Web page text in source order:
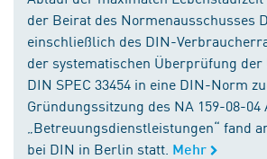
der Beirat des Normenausschusses
einschließlich des DIN-
der systematischen Überprüfung
DIN SPEC 33454 in eine DIN-Norm
Gründungssitzung des NA 159-08-04
„Betreuungsdienstleistungen“ fand
bei DIN in Berlin statt. Mehr